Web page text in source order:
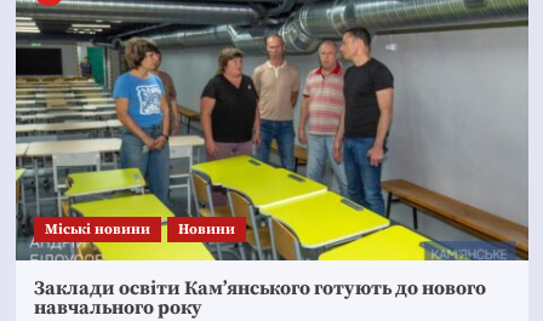
Mіські новини Новини
Заклади освіти Кам’янського готують до нового
навчального року